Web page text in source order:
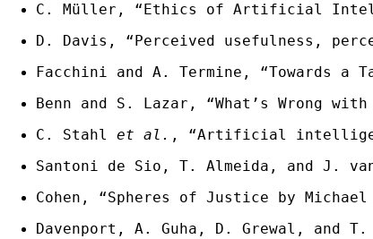
C. Müller, “Ethics of Artificial
D. Davis, “Perceived usefulness,
Facchini and A. Termine, “Towards
‌Benn and S. Lazar, “What’s Wrong
C. Stahl et al. , “Artificial
Santoni de Sio, T. Almeida, and J.
Cohen, “Spheres of Justice by
Davenport, A. Guha, D. Grewal, and